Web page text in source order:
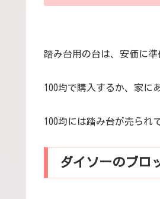
踏み台用の台は、安価に準
100均で購入するか、家に
100均には踏み台が売られ
ダイソーのブロ